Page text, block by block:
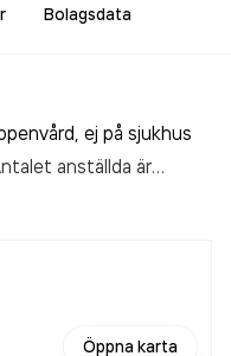
Bolagsdata
ej på sjukhus
anställda är
(2025).
Öppna karta